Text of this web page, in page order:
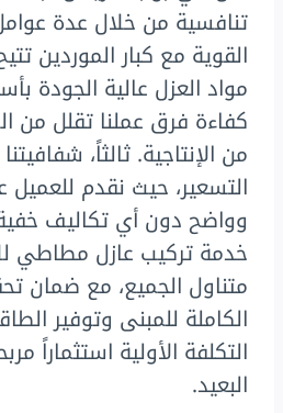
تنافسية من خلال عدة عوامل:
القوية مع كبار الموردين
مواد العزل عالية الجودة
كفاءة فرق عملنا تقلل من
من الإنتاجية. ثالثاً،
التسعير، حيث نقدم
وواضح دون أي تكاليف
خدمة تركيب عازل مطاطي
متناول الجميع، مع ضمان
الكاملة للمبنى وتوفير
التكلفة الأولية استثماراً
البعيد.